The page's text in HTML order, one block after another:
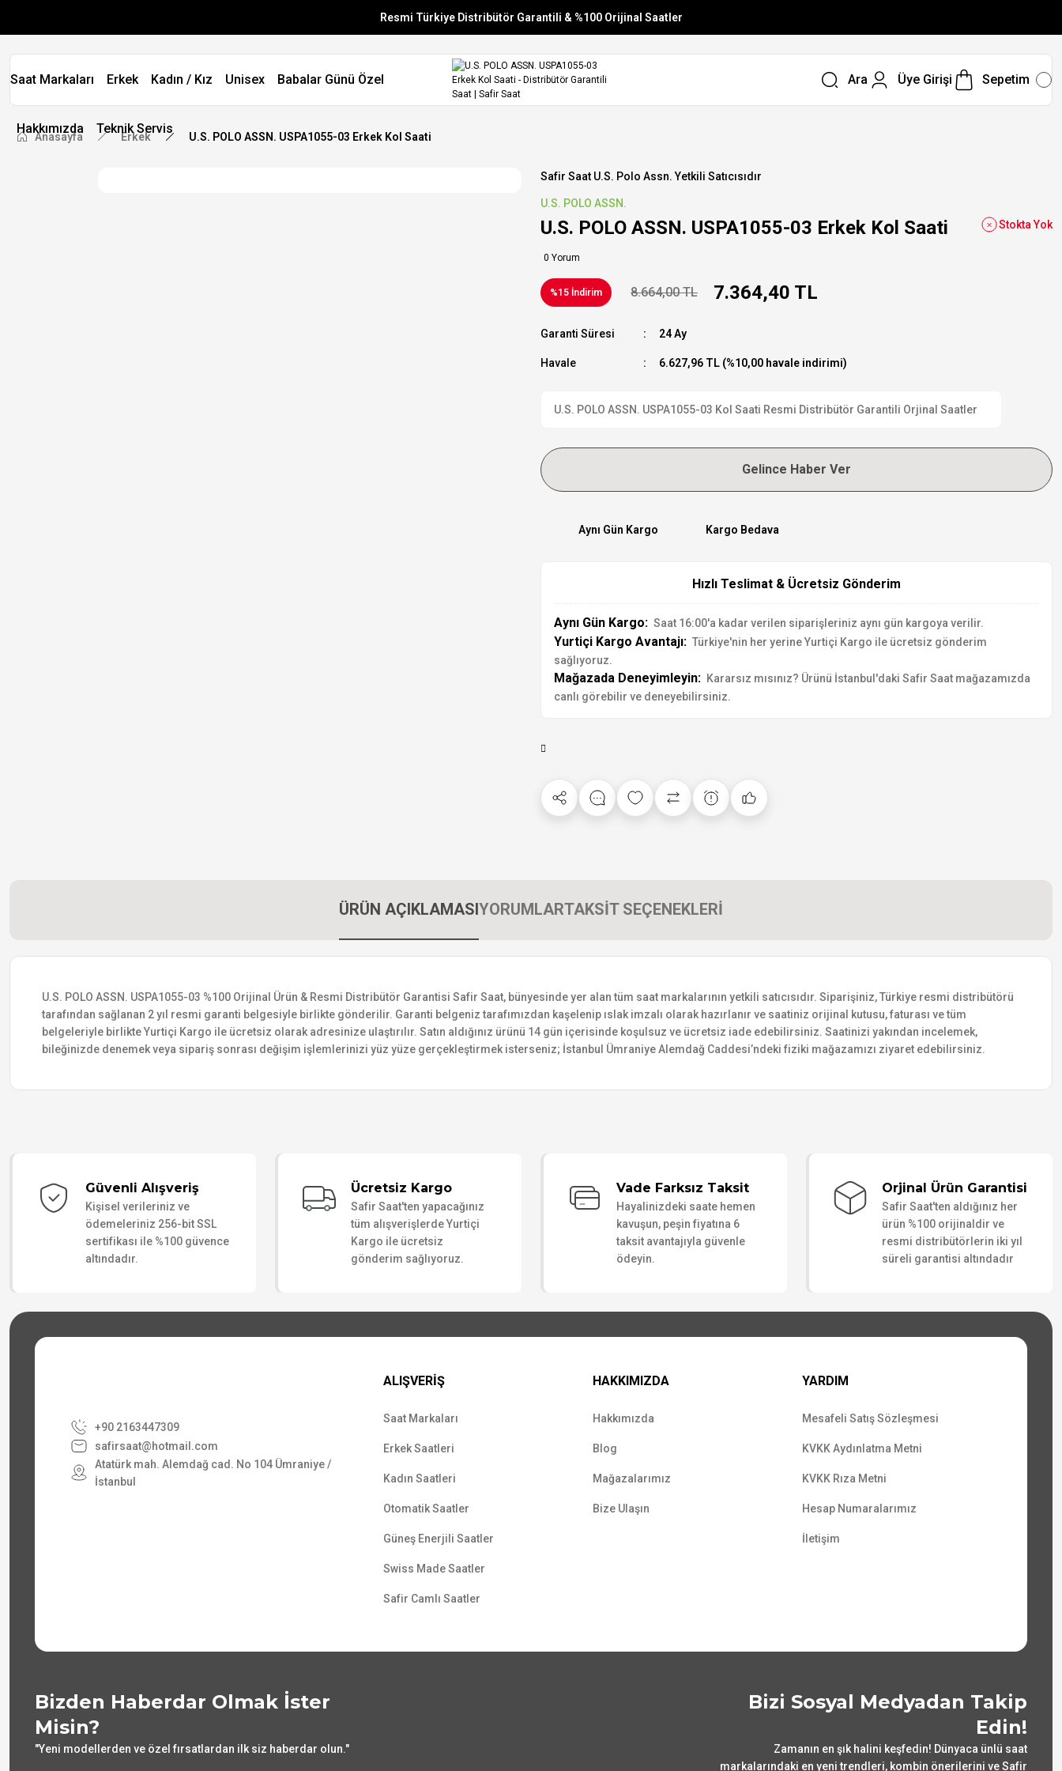
Resmi Türkiye Distribütör Garantili & %100 Orijinal Saatler
Vade Farksız 6 Taksit
Aynı Gün Stoktan Gönderim
Saat Markaları Erkek Kadın / Kız Unisex Babalar Günü Özel
Hakkımızda Teknik Servis
Ara Üye Girişi Sepetim
Anasayfa Erkek U.S. POLO ASSN. USPA1055-03 Erkek Kol Saati
Safir Saat U.s. Polo Assn. Yetkili Satıcısıdır
U.S. POLO ASSN.
U.S. POLO ASSN. USPA1055-03 Erkek Kol Saati
0 Yorum
Stokta Yok
%15 İndirim 8.664,00 TL 7.364,40 TL
Garanti Süresi 24 Ay
Havale 6.627,96 TL (%10,00 havale indirimi)
U.S. POLO ASSN. USPA1055-03 Kol Saati Resmi Distribütör Garantili Orjinal Saatler
Gelince Haber Ver
Aynı Gün Kargo Kargo Bedava
Hızlı Teslimat & Ücretsiz Gönderim
Aynı Gün Kargo: Saat 16:00'a kadar verilen siparişleriniz aynı gün kargoya verilir.
Yurtiçi Kargo Avantajı: Türkiye'nin her yerine Yurtiçi Kargo ile ücretsiz gönderim
sağlıyoruz.
Mağazada Deneyimleyin: Kararsız mısınız? Ürünü İstanbul'daki Safir Saat mağazamızda
canlı görebilir ve deneyebilirsiniz.
ÜRÜN AÇIKLAMASIYORUMLARTAKSİT SEÇENEKLERİ
U.S. POLO ASSN. USPA1055-03 %100 Orijinal Ürün & Resmi Distribütör Garantisi Safir Saat, bünyesinde yer alan tüm saat markalarının yetkili satıcısıdır. Siparişiniz, Türkiye resmi distribütörü
tarafından sağlanan 2 yıl resmi garanti belgesiyle birlikte gönderilir. Garanti belgeniz tarafımızdan kaşelenip ıslak imzalı olarak hazırlanır ve saatiniz orijinal kutusu, faturası ve tüm
belgeleriyle birlikte Yurtiçi Kargo ile ücretsiz olarak adresinize ulaştırılır. Satın aldığınız ürünü 14 gün içerisinde koşulsuz ve ücretsiz iade edebilirsiniz. Saatinizi yakından incelemek,
bileğinizde denemek veya sipariş sonrası değişim işlemlerinizi yüz yüze gerçekleştirmek isterseniz; İstanbul Ümraniye Alemdağ Caddesi’ndeki fiziki mağazamızı ziyaret edebilirsiniz.
Güvenli Alışveriş
Kişisel verileriniz ve
ödemeleriniz 256-bit SSL
sertifikası ile %100 güvence
altındadır.
Ücretsiz Kargo
Safir Saat'ten yapacağınız
tüm alışverişlerde Yurtiçi
Kargo ile ücretsiz
gönderim sağlıyoruz.
Vade Farksız Taksit
Hayalinizdeki saate hemen
kavuşun, peşin fiyatına 6
taksit avantajıyla güvenle
ödeyin.
Orjinal Ürün Garantisi
Safir Saat'ten aldığınız her
ürün %100 orijinaldir ve
resmi distribütörlerin iki yıl
süreli garantisi altındadır
+90 2163447309
safirsaat@hotmail.com
Atatürk mah. Alemdağ cad. No 104 Ümraniye /
İstanbul
ALIŞVERİŞ
Saat Markaları
Erkek Saatleri
Kadın Saatleri
Otomatik Saatler
Güneş Enerjili Saatler
Swiss Made Saatler
Safir Camlı Saatler
HAKKIMIZDA
Hakkımızda
Blog
Mağazalarımız
Bize Ulaşın
YARDIM
Mesafeli Satış Sözleşmesi
KVKK Aydınlatma Metni
KVKK Rıza Metni
Hesap Numaralarımız
İletişim
Bizden Haberdar Olmak İster
Misin?
"Yeni modellerden ve özel fırsatlardan ilk siz haberdar olun."
Bizi Sosyal Medyadan Takip
Edin!
Zamanın en şık halini keşfedin! Dünyaca ünlü saat
markalarındaki en yeni trendleri, kombin önerilerini ve Safir